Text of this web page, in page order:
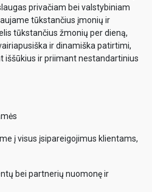
privačiam bei valstybiniam
tūkstančius įmonių ir
tūkstančius žmonių per dieną,
ir dinamiška patirtimi,
iššūkius ir priimant nestandartinius
į visus įsipareigojimus klientams,
bei partnerių nuomonę ir